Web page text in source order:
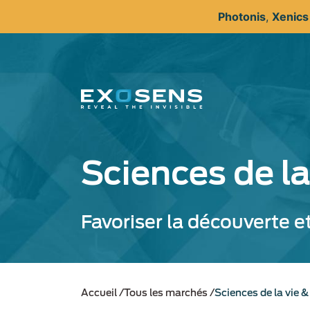
Photonis, Xenics
Sciences de
Favoriser la découverte
Accueil Tous les marchés Sciences de la vie